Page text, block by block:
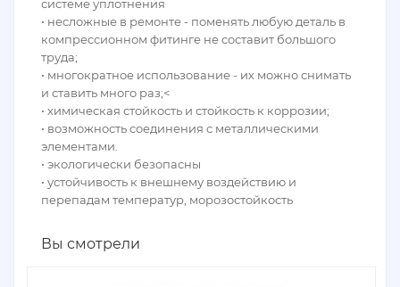
системе уплотнения
• несложные в ремонте - поменять любую деталь в
компрессионном фитинге не составит большого
труда;
• многократное использование - их можно снимать
и ставить много раз;<
• химическая стойкость и стойкость к коррозии;
• возможность соединения с металлическими
элементами.
• экологически безопасны
• устойчивость к внешнему воздействию и
перепадам температур, морозостойкость
Вы смотрели